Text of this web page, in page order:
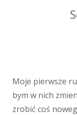
Moje pierwsze
bym w nich
zrobić coś